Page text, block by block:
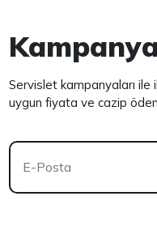
Servislet kampanyaları ile
uygun fiyata ve cazip